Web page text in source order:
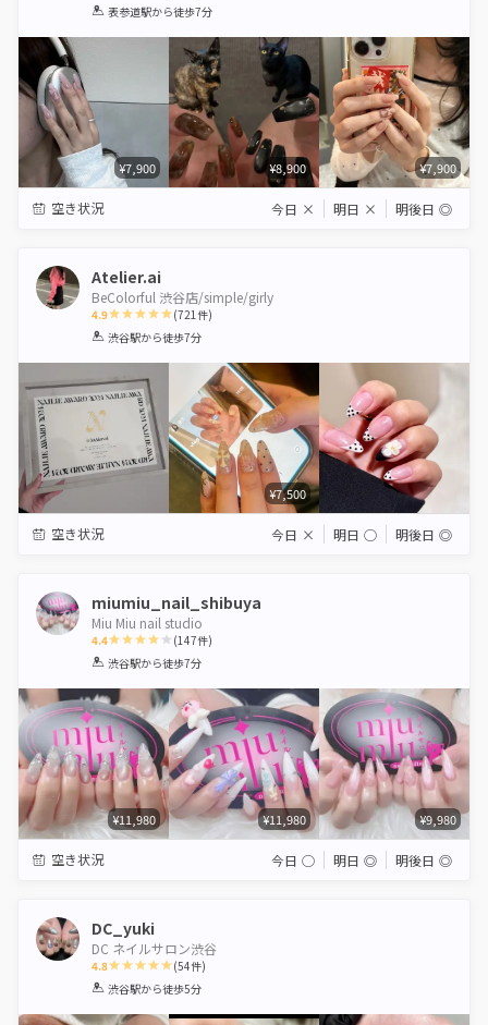
1 2 3 4 5
表参道駅から徒歩7分
¥7,900 ¥8,900 ¥7,900
空き状況 今日 × 明日 × 明後日 ◎
Atelier.ai
BeColorful 渋谷店/simple/girly
4.9
1 2 3 4 5
(721件)
渋谷駅から徒歩7分
¥7,500
空き状況 今日 × 明日 ◯ 明後日 ◎
miumiu_nail_shibuya
Miu Miu nail studio
4.4
1 2 3 4 5
(147件)
渋谷駅から徒歩7分
¥11,980 ¥11,980 ¥9,980
空き状況 今日 ◯ 明日 ◎ 明後日 ◎
DC_yuki
DC ネイルサロン渋谷
4.8
1 2 3 4 5
(54件)
渋谷駅から徒歩5分